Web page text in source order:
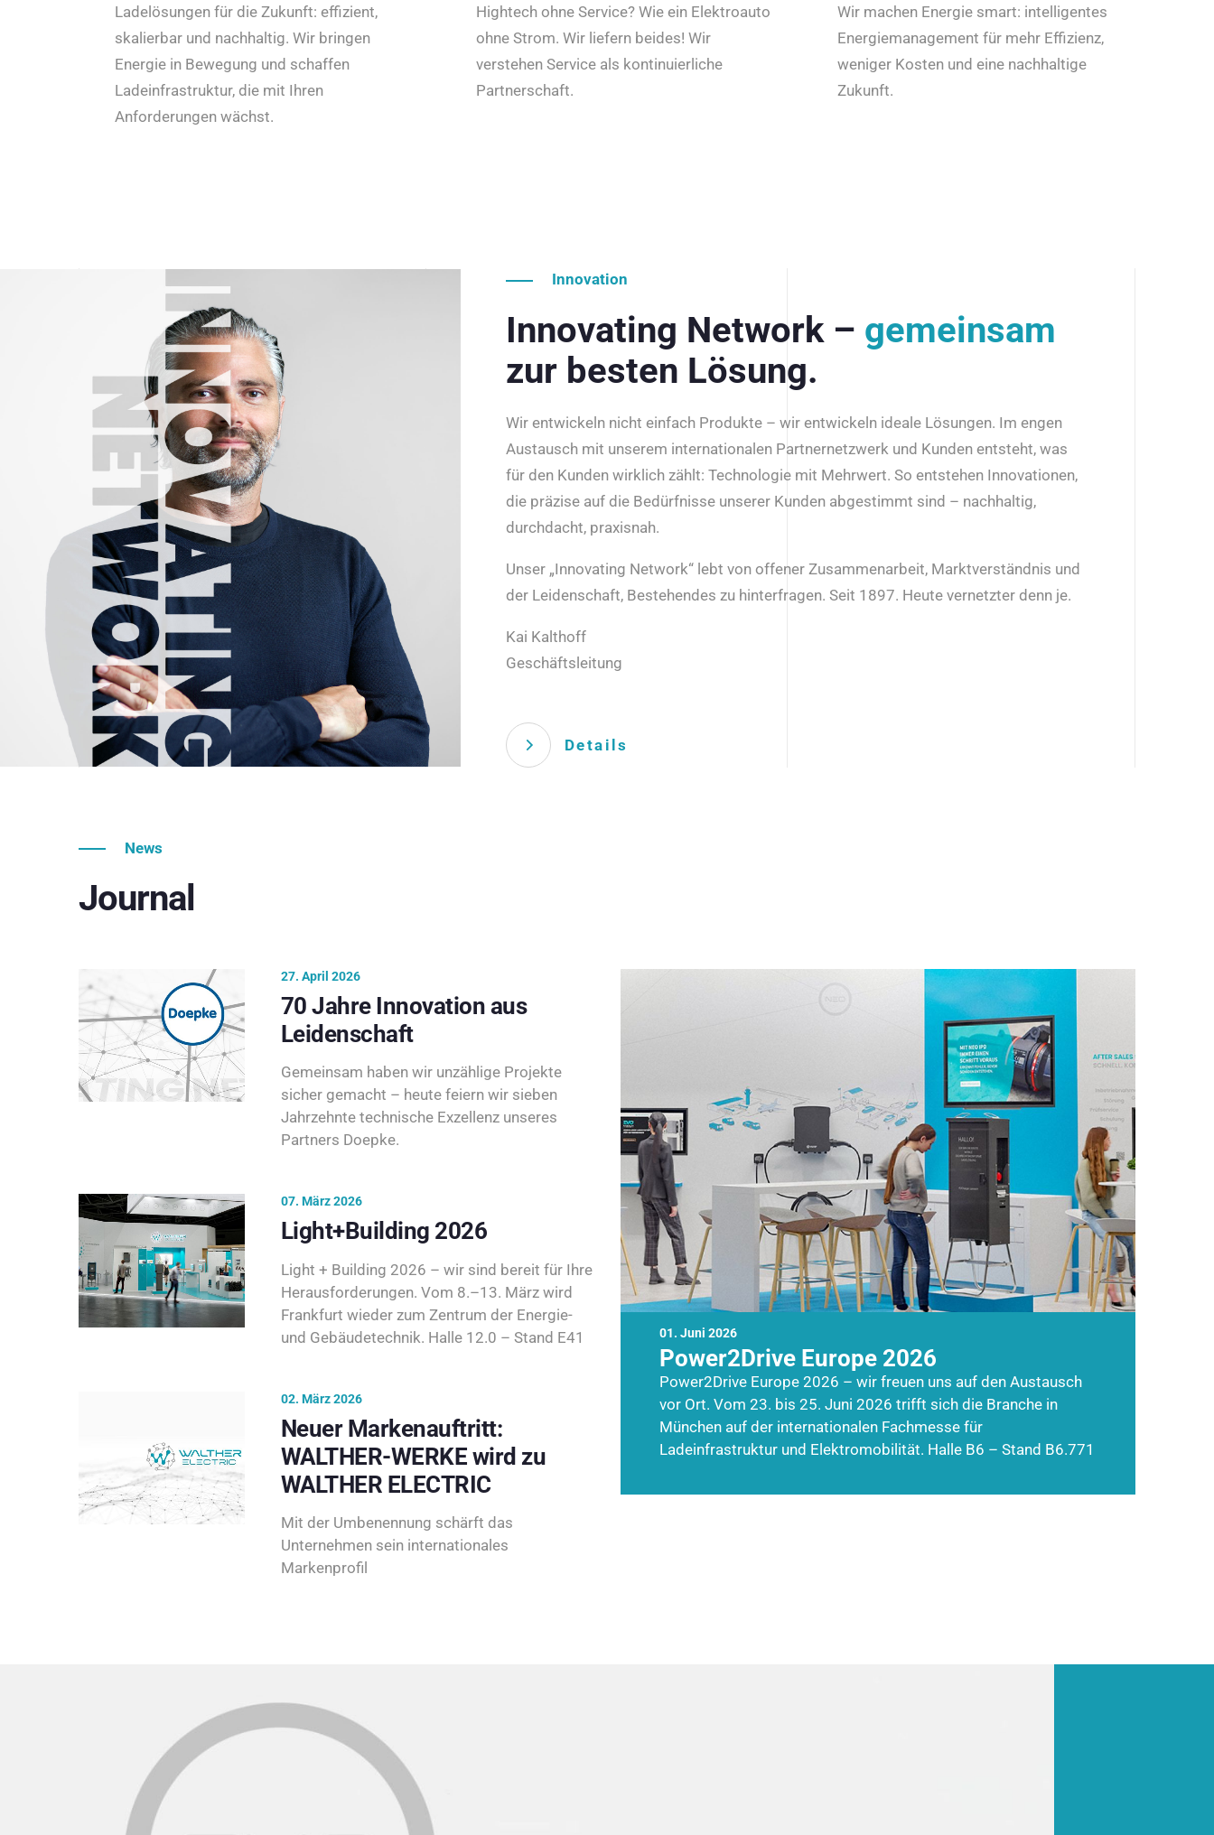
Ladelösungen für die Zukunft: effizient,
skalierbar und nachhaltig. Wir bringen
Energie in Bewegung und schaffen
Ladeinfrastruktur, die mit Ihren
Anforderungen wächst.
Hightech ohne Service? Wie ein Elektroauto
ohne Strom. Wir liefern beides! Wir
verstehen Service als kontinuierliche
Partnerschaft.
Wir machen Energie smart: intelligentes
Energiemanagement für mehr Effizienz,
weniger Kosten und eine nachhaltige
Zukunft.
Innovation
Innovating Network – gemeinsam
zur besten Lösung.
Wir entwickeln nicht einfach Produkte – wir entwickeln ideale Lösungen. Im engen
Austausch mit unserem internationalen Partnernetzwerk und Kunden entsteht, was
für den Kunden wirklich zählt: Technologie mit Mehrwert. So entstehen Innovationen,
die präzise auf die Bedürfnisse unserer Kunden abgestimmt sind – nachhaltig,
durchdacht, praxisnah.
Unser „Innovating Network“ lebt von offener Zusammenarbeit, Marktverständnis und
der Leidenschaft, Bestehendes zu hinterfragen. Seit 1897. Heute vernetzter denn je.
Kai Kalthoff
Geschäftsleitung
Details
News
Journal
01. Juni 2026
Power2Drive Europe 2026
Power2Drive Europe 2026 – wir freuen uns auf den Austausch
vor Ort. Vom 23. bis 25. Juni 2026 trifft sich die Branche in
München auf der internationalen Fachmesse für
Ladeinfrastruktur und Elektromobilität. Halle B6 – Stand B6.771
27. April 2026
70 Jahre Innovation aus
Leidenschaft
Gemeinsam haben wir unzählige Projekte
sicher gemacht – heute feiern wir sieben
Jahrzehnte technische Exzellenz unseres
Partners Doepke.
07. März 2026
Light+Building 2026
Light + Building 2026 – wir sind bereit für Ihre
Herausforderungen. Vom 8.–13. März wird
Frankfurt wieder zum Zentrum der Energie-
und Gebäudetechnik. Halle 12.0 – Stand E41
02. März 2026
Neuer Markenauftritt:
WALTHER-WERKE wird zu
WALTHER ELECTRIC
Mit der Umbenennung schärft das
Unternehmen sein internationales
Markenprofil